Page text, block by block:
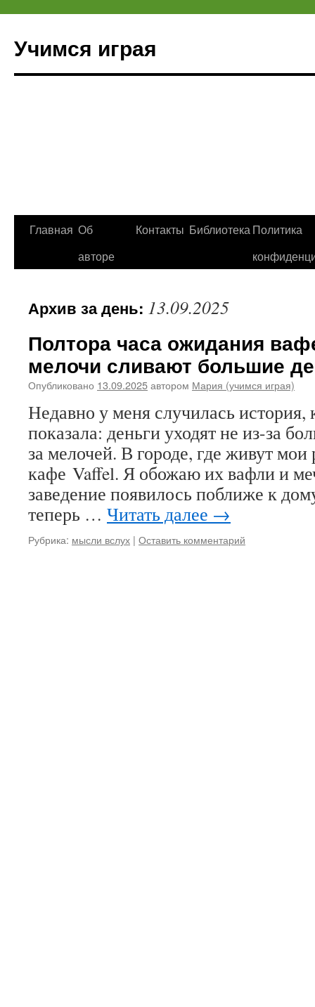
Учимся играя
Перейти
Главная Об
авторе
Контакты Библиотека Политика
Архив за день: 13.09.2025
Полтора часа ожидания
мелочи сливают большие
Опубликовано 13.09.2025автором Мария (учимся играя)
Недавно у меня случилась история,
показала: деньги уходят не из-за
за мелочей. В городе, где живут
кафе Vaffel. Я обожаю их вафли и
заведение появилось поближе к
теперь … Читать далее →
Рубрика: мысли вслух | Оставить комментарий